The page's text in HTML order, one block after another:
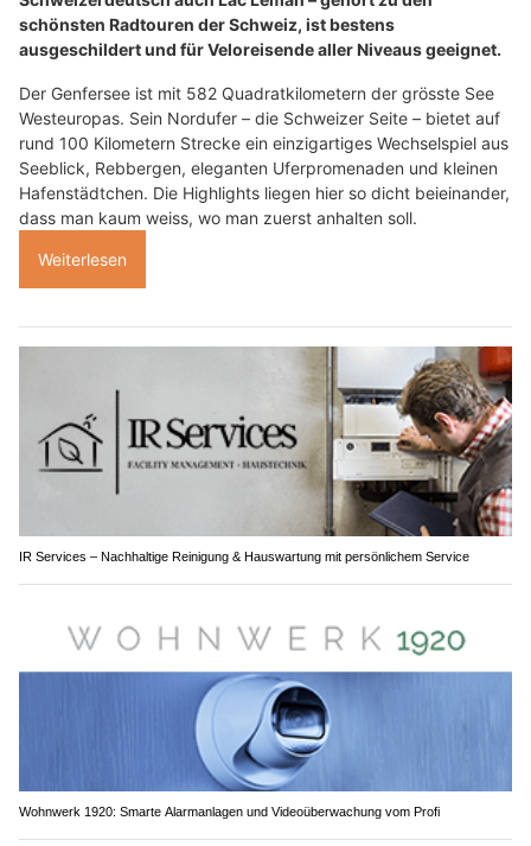
schönsten Radtouren der Schweiz, ist bestens
ausgeschildert und für Veloreisende aller Niveaus geeignet.
Der Genfersee ist mit 582 Quadratkilometern der grösste See
Westeuropas. Sein Nordufer – die Schweizer Seite – bietet auf
rund 100 Kilometern Strecke ein einzigartiges Wechselspiel aus
Seeblick, Rebbergen, eleganten Uferpromenaden und kleinen
Hafenstädtchen. Die Highlights liegen hier so dicht beieinander,
dass man kaum weiss, wo man zuerst anhalten soll.
Weiterlesen
IR Services – Nachhaltige Reinigung & Hauswartung mit persönlichem Service
Wohnwerk 1920: Smarte Alarmanlagen und Videoüberwachung vom Profi